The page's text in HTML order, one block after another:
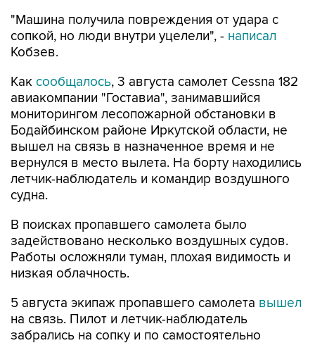
"Машина получила повреждения от удара с
сопкой, но люди внутри уцелели", - написал
Кобзев.
Как сообщалось, 3 августа самолет Cessna 182
авиакомпании "Гоставиа", занимавшийся
мониторингом лесопожарной обстановки в
Бодайбинском районе Иркутской области, не
вышел на связь в назначенное время и не
вернулся в место вылета. На борту находились
летчик-наблюдатель и командир воздушного
судна.
В поисках пропавшего самолета было
задействовано несколько воздушных судов.
Работы осложняли туман, плохая видимость и
низкая облачность.
5 августа экипаж пропавшего самолета вышел
на связь. Пилот и летчик-наблюдатель
забрались на сопку и по самостоятельно